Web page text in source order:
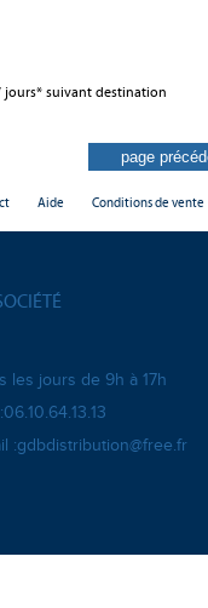
jours* suivant destination
Aide Conditions de vente
les jours de 9h à 17h
:gdbdistribution@free.fr